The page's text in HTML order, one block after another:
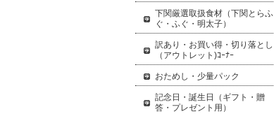
下関厳選取扱食材（下関とらふ
ぐ・ふぐ・明太子）
訳あり・お買い得・切り落とし
（アウトレット)ｺｰﾅｰ
おためし・少量パック
記念日・誕生日（ギフト・贈
答・プレゼント用）